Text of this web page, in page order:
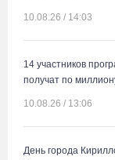
10.08.26 / 14:03
14 участников
получат по
10.08.26 / 13:06
День города